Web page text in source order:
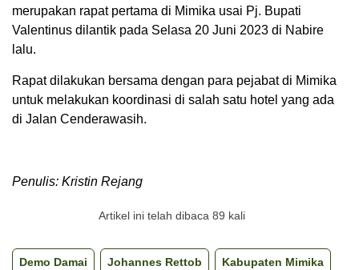
merupakan rapat pertama di Mimika usai Pj. Bupati
Valentinus dilantik pada Selasa 20 Juni 2023 di Nabire
lalu.
Rapat dilakukan bersama dengan para pejabat di Mimika
untuk melakukan koordinasi di salah satu hotel yang ada
di Jalan Cenderawasih.
Penulis: Kristin Rejang
Artikel ini telah dibaca 89 kali
Demo Damai Johannes Rettob Kabupaten Mimika